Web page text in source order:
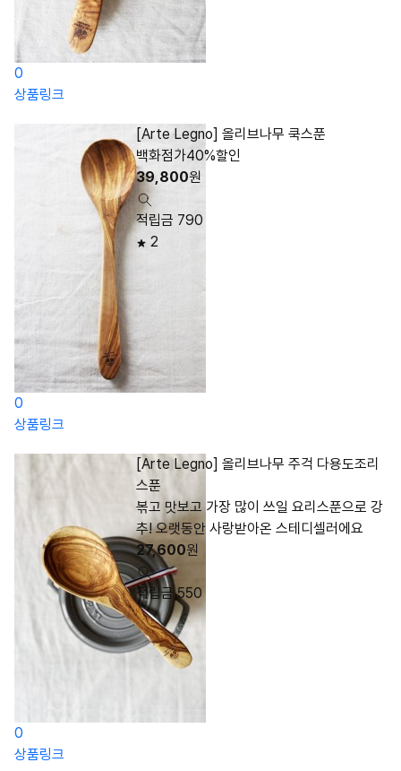
0
상품링크
0
[Arte Legno] 올리브나무 쿡스푼
백화점가40%할인
39,800원
적립금 790
2
상품링크
0
[Arte Legno] 올리브나무 주걱 다용도조리
스푼
볶고 맛보고 가장 많이 쓰일 요리스푼으로 강
추! 오랫동안 사랑받아온 스테디셀러에요
27,600원
적립금 550
상품링크